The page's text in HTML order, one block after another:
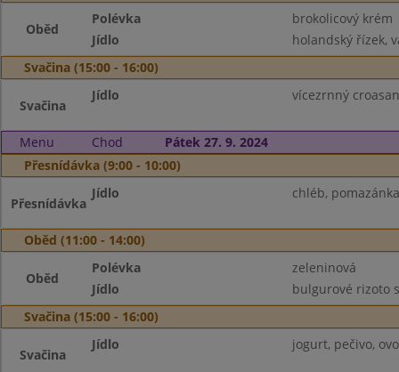
Oběd
Polévka
brokolicový krém
Jídlo
holandský řízek,
Svačina (15:00 - 16:00)
Svačina
Jídlo vícezrnný
Menu Chod
Pátek 27. 9. 2024
Přesnídávka (9:00 - 10:00)
Přesnídávka
Jídlo chléb,
Oběd (11:00 - 14:00)
Oběd
Polévka
zeleninová
Jídlo
bulgurové rizoto
Svačina (15:00 - 16:00)
Svačina
Jídlo jogurt, pečivo,